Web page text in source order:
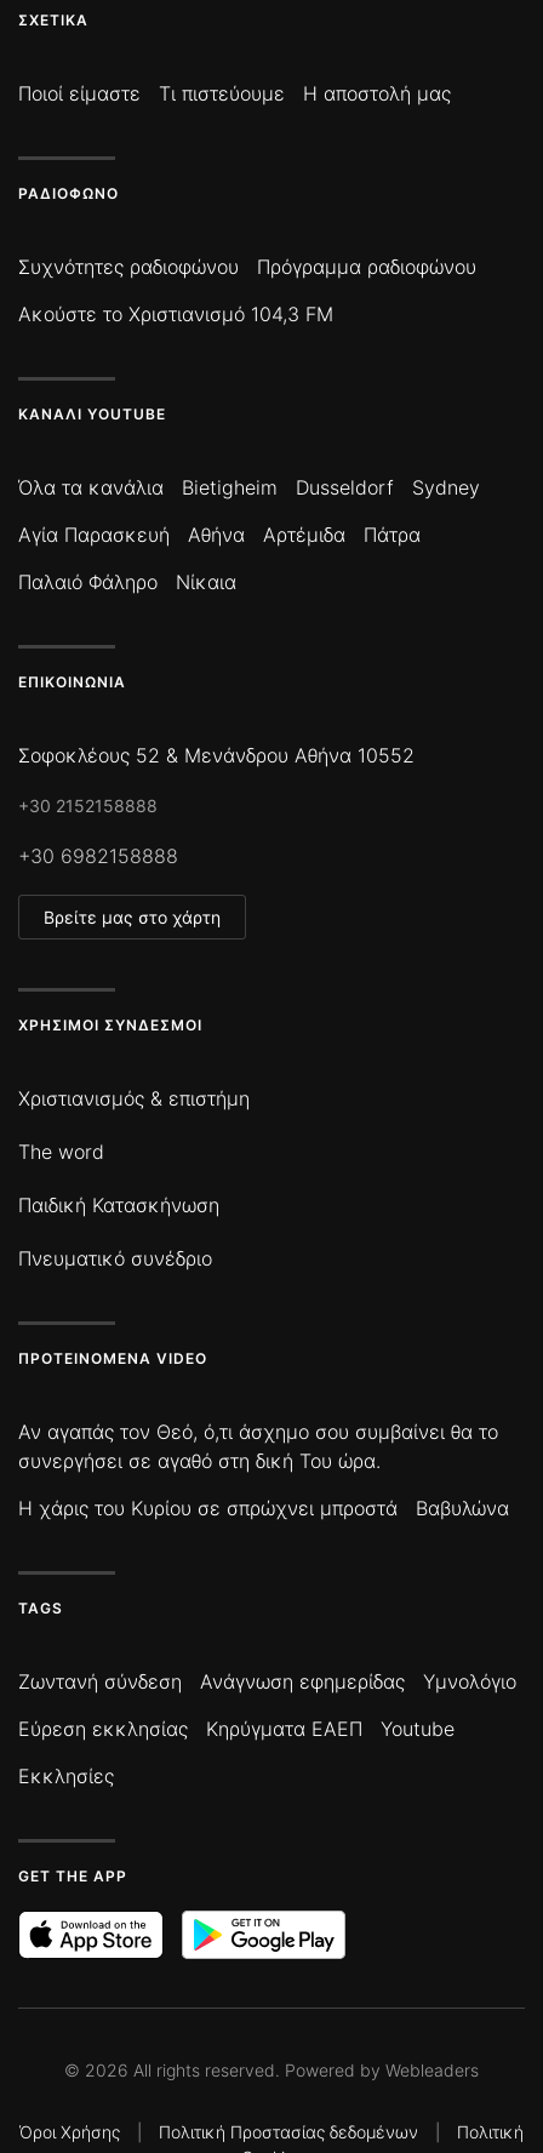
ΣΧΕΤΙΚΆ
Ποιοί είμαστε Τι πιστεύουμε Η αποστολή μας
ΡΑΔΙΌΦΩΝΟ
Συχνότητες ραδιοφώνου
Πρόγραμμα ραδιοφώνου
Ακούστε το Χριστιανισμό 104,3 FM
ΚΑΝΆΛΙ YOUTUBE
Όλα τα κανάλια Bietigheim Dusseldorf
Sydney
Αγία Παρασκευή
Αθήνα Αρτέμιδα
Πάτρα
Παλαιό Φάληρο
Νίκαια
ΕΠΙΚΟΙΝΩΝΊΑ
Σοφοκλέους 52 & Μενάνδρου Αθήνα 10552
+30 2152158888
+30 6982158888
Βρείτε μας στο χάρτη
ΧΡΉΣΙΜΟΙ ΣΎΝΔΕΣΜΟΙ
Χριστιανισμός & επιστήμη
The word
Παιδική Κατασκήνωση
Πνευματικό συνέδριο
ΠΡΟΤΕΙΝΌΜΕΝΑ VIDEO
Αν αγαπάς τον Θεό, ό,τι άσχημο σου συμβαίνει θα το
συνεργήσει σε αγαθό στη δική Του ώρα.
Η χάρις του Κυρίου σε σπρώχνει μπροστά
Βαβυλώνα
TAGS
Ζωντανή σύνδεση Ανάγνωση εφημερίδας
Υμνολόγιο
Εύρεση εκκλησίας
Κηρύγματα ΕΑΕΠ
Youtube
Εκκλησίες
GET THE APP
© 2026 All rights reserved. Powered by Webleaders
Όροι Χρήσης Πολιτική Προστασίας δεδομένων
Πολιτική